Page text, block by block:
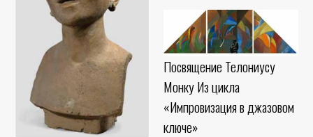
Посвящение Телониусу
Монку Из цикла
«Импровизация в джазовом
ключе»